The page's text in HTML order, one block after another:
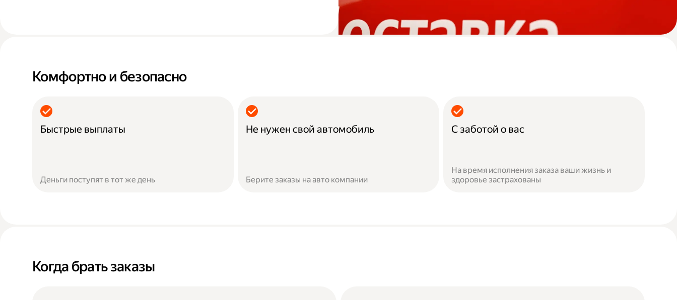
Комфортно и безопасно
Быстрые выплаты
Деньги поступят в тот же день
Не нужен свой автомобиль
Берите заказы на авто компании
С заботой о вас
На время исполнения заказа ваши жизнь и
здоровье застрахованы
Когда брать заказы